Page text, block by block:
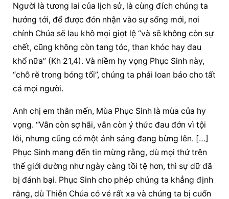
Người là tương lai của lịch sử, là cùng đích chúng ta
hướng tới, để được đón nhận vào sự sống mới, nơi
chính Chúa sẽ lau khô mọi giọt lệ “và sẽ không còn sự
chết, cũng không còn tang tóc, than khóc hay đau
khổ nữa” (Kh 21,4). Và niềm hy vọng Phục Sinh này,
“chỗ rẽ trong bóng tối”, chúng ta phải loan báo cho tất
cả mọi người.
Anh chị em thân mến, Mùa Phục Sinh là mùa của hy
vọng. “Vẫn còn sợ hãi, vẫn còn ý thức đau đớn vì tội
lỗi, nhưng cũng có một ánh sáng đang bừng lên. […]
Phục Sinh mang đến tin mừng rằng, dù mọi thứ trên
thế giới dường như ngày càng tồi tệ hơn, thì sự dữ đã
bị đánh bại. Phục Sinh cho phép chúng ta khẳng định
rằng, dù Thiên Chúa có vẻ rất xa và chúng ta bị cuốn